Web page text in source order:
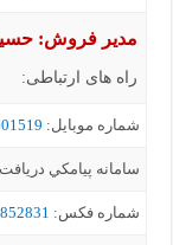
مدیر فروش:
راه های ارتباطی:
شماره موبايل:
سامانه پيامکي
شماره فکس: